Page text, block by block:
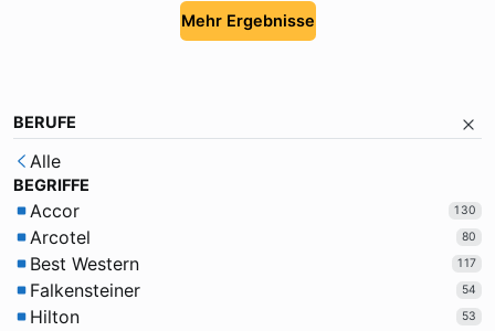
Mehr Ergebnisse
BERUFE
Alle
BEGRIFFE
Accor 130
Arcotel 80
Best Western 117
Falkensteiner 54
Hilton 53